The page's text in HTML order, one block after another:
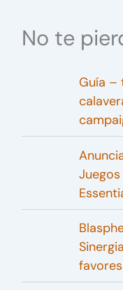
No te
Guía –
Juegos
favores